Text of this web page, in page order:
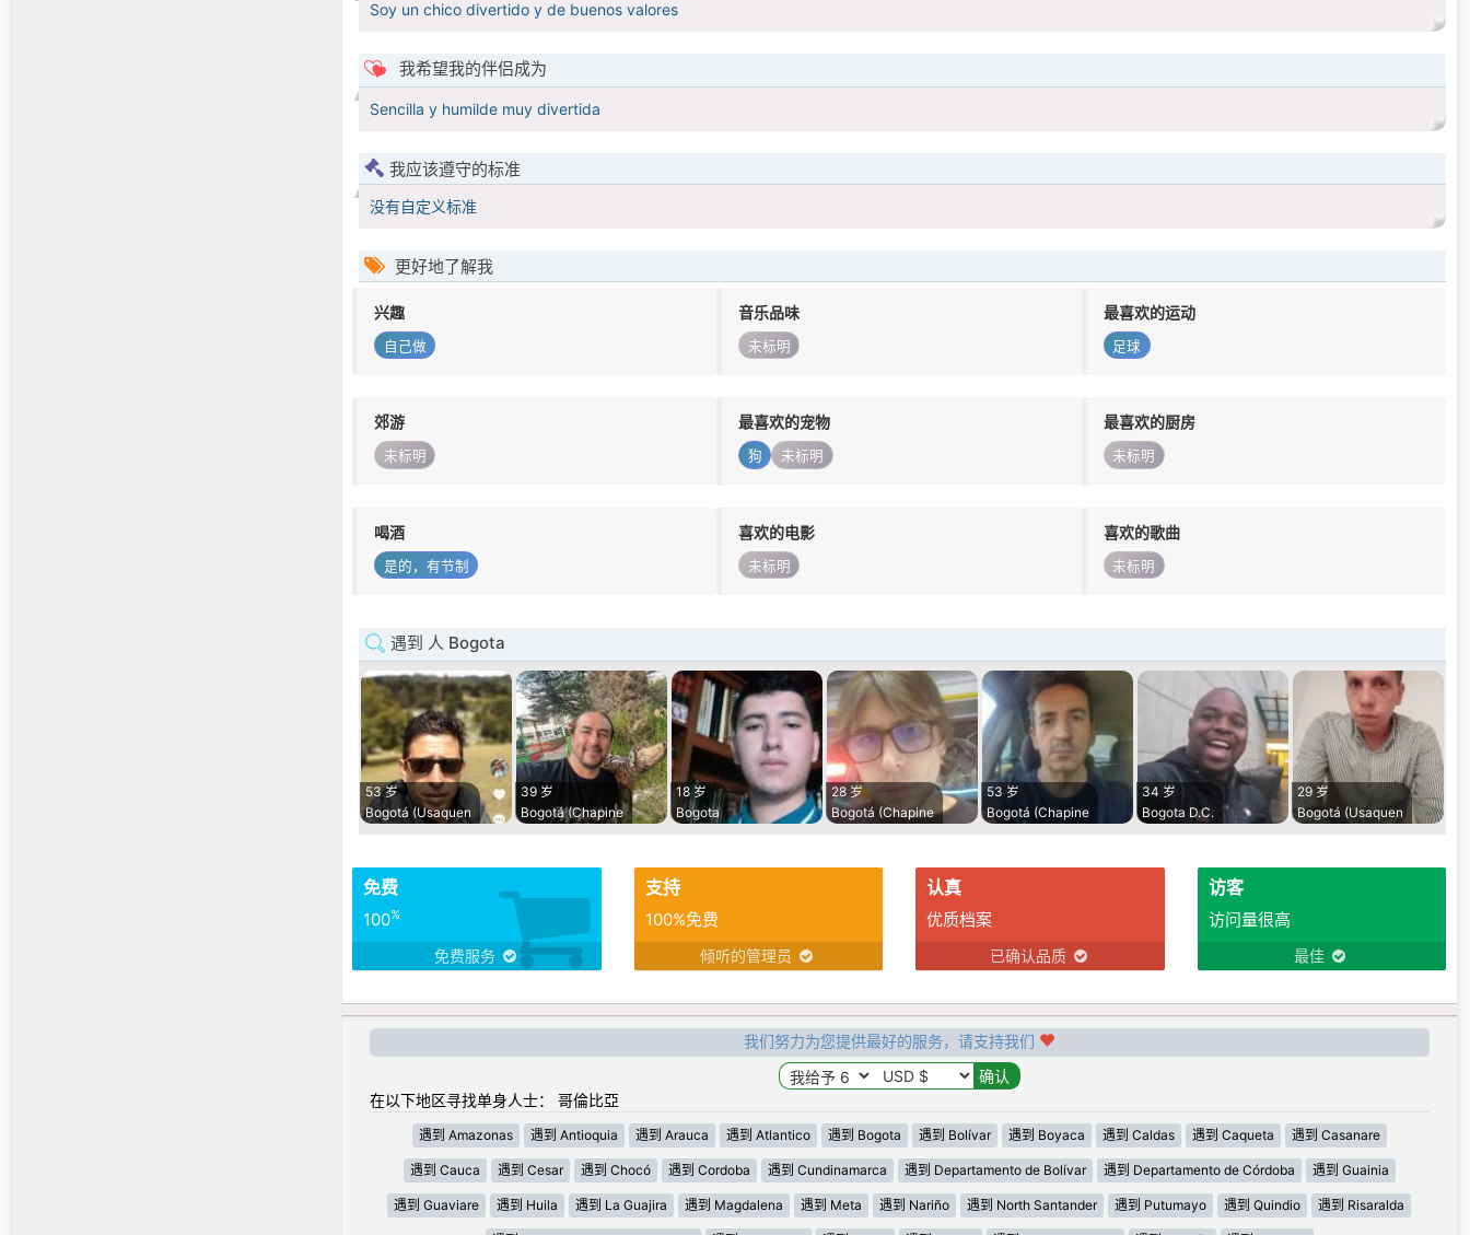
Soy un chico divertido y de buenos valores
我希望我的伴侣成为
Sencilla y humilde muy divertida
我应该遵守的标准
没有自定义标准
更好地了解我
兴趣
自己做
音乐品味
未标明
最喜欢的运动
足球
郊游
未标明
最喜欢的宠物
狗 未标明
最喜欢的厨房
未标明
喝酒
是的，有节制
喜欢的电影
未标明
喜欢的歌曲
未标明
遇到 人 Bogota
53 岁
Bogotá (Usaquen
39 岁
Bogotá (Chapine
18 岁
Bogota
28 岁
Bogotá (Chapine
53 岁
Bogotá (Chapine
34 岁
Bogota D.C.
29 岁
Bogotá (Usaquen
免费
100%
免费服务
支持
100%免费
倾听的管理员
认真
优质档案
已确认品质
访客
访问量很高
最佳
我们努力为您提供最好的服务，请支持我们
在以下地区寻找单身人士： 哥倫比亞
遇到 Amazonas 遇到 Antioquia 遇到 Arauca 遇到 Atlantico 遇到 Bogota 遇到 Bolívar 遇到 Boyaca 遇到 Caldas 遇到 Caqueta 遇到 Casanare
遇到 Cauca 遇到 Cesar 遇到 Chocó 遇到 Cordoba 遇到 Cundinamarca 遇到 Departamento de Bolívar 遇到 Departamento de Córdoba 遇到 Guainia
遇到 Guaviare 遇到 Huila 遇到 La Guajira 遇到 Magdalena 遇到 Meta 遇到 Nariño 遇到 North Santander 遇到 Putumayo 遇到 Quindio 遇到 Risaralda